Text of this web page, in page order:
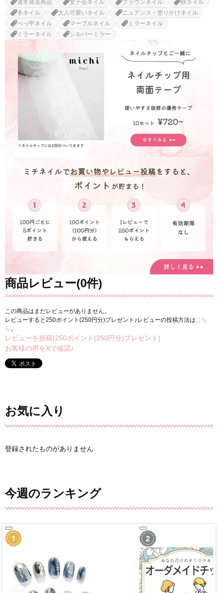
通常発送商品 女子会ネイル ブラウンネイル
秋ネイル
冬ネイル
大人可愛いネイル
ニュアンス・塗りかけネイル
べっ甲ネイル
マーブルネイル
ミラーネイル
ミラーネイル
シルバーミラー
商品レビュー(0件)
この商品はまだレビューがありません。
レビューすると250ポイント(250円分)プレゼント♪レビューの投稿方法は こち
ら 。
レビューを投稿(250ポイント(250円分)プレゼント)
お客様の声をXで確認♪
お気に入り
登録されたものがありません
今週のランキング